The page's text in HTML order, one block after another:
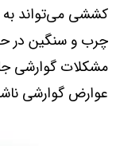
کششی می‌تواند به
چرب و سنگین در
مشکلات گوارشی
عوارض گوارشی